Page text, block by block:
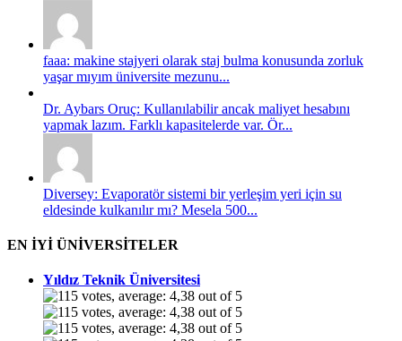
faaa: makine stajyeri olarak staj bulma konusunda zorluk
yaşar mıyım üniversite mezunu...
Dr. Aybars Oruç: Kullanılabilir ancak maliyet hesabını
yapmak lazım. Farklı kapasitelerde var. Ör...
Diversey: Evaporatör sistemi bir yerleşim yeri için su
eldesinde kulkanılır mı? Mesela 500...
EN İYİ ÜNİVERSİTELER
Yıldız Teknik Üniversitesi